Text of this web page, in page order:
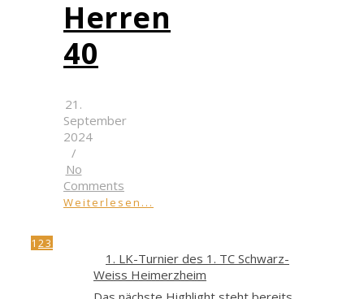
Herren
40
21.
September
2024
/
No
Comments
Weiterlesen...
1 23
1. LK-Turnier des 1. TC Schwarz-
Weiss Heimerzheim